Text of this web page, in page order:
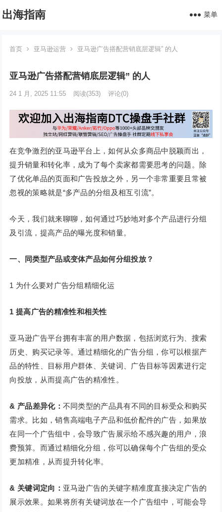
出海指南 菜单
首页 亚马逊运营 亚马逊广告搭配营销底层逻辑” 的人
亚马逊广告搭配营销底层逻辑” 的人
24 1 月, 2025 11:55 阅读(353) 评论(0)
在竞争激烈的亚马逊平台上，如何从众多商品中脱颖而出，
提升销量和转化率，成为了每个卖家都需要思考的问题。除
了优化单品的页面和广告投放之外，另一个非常重要且常被
忽视的策略就是“多产品的分组及相互引流”。
今天，我们就来聊聊，如何通过巧妙地对多个产品进行分组
及引流，提高产品的曝光度和销量。
一、同类型产品或变体产品如何分组投放？
1 为什么要对广告分组精细化运
1 提高广告的精准性和相关性
亚马逊广告平台拥有丰富的用户数据，包括浏览行为、搜索
历史、购买记录等。通过精细化的广告分组，你可以根据产
品的特性、目标用户群体、关键词、广告目标等因素进行定
向投放，从而提高广告的精准性。
& 产品差异化： 不同类型的产品具有不同的目标受众和购买
需求。比如，销售高端电子产品和低价配件的广告，如果放
在同一个广告组中，会导致广告展示给不感兴趣的用户，浪
费预算。而通过精细化分组，你可以确保每个广告组的受众
更加精准，从而提升转化率。
& 关键词定向： 亚马逊广告的关键字精准度直接决定广告的
展示效果。如果将所有关键词放在一个广告组中，可能会导